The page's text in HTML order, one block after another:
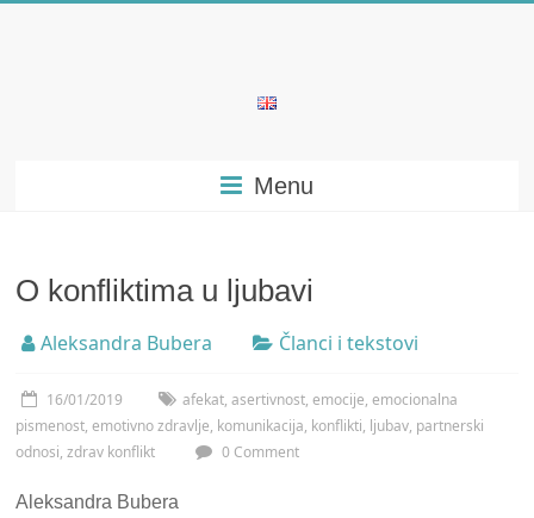
psihijatrije
Menu
O konfliktima u ljubavi
Aleksandra Bubera Članci i tekstovi
16/01/2019 afekat,asertivnost,emocije,emocionalna
pismenost,emotivno zdravlje, komunikacija, konflikti, ljubav, partnerski
odnosi,zdrav konflikt 0 Comment
Aleksandra Bubera